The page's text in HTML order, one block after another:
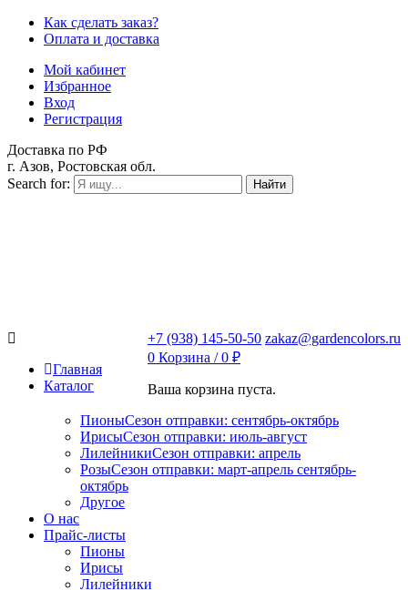
Как сделать заказ?
Оплата и доставка
Мой кабинет
Избранное
Вход
Регистрация
Доставка по РФ
г. Азов, Ростовская обл.
Search for:
Найти
+7 (938) 145-50-50 zakaz@gardencolors.ru
0 Корзина /0 ₽
Ваша корзина пуста.
Главная
Каталог
ПионыСезон отправки: сентябрь-октябрь
ИрисыСезон отправки: июль-август
ЛилейникиСезон отправки: апрель
РозыСезон отправки: март-апрель сентябрь-
октябрь
Другое
О нас
Прайс-листы
Пионы
Ирисы
Лилейники